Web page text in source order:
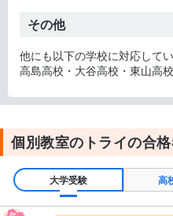
その他
他にも以下の学校に対応してい
高島高校・大谷高校・東山高
個別教室のトライの合
大学受験 高